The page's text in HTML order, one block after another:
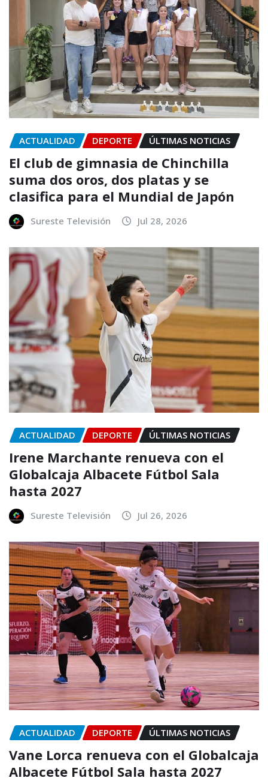
ACTUALIDAD DEPORTE ÚLTIMAS NOTICIAS
El club de gimnasia de Chinchilla
suma dos oros, dos platas y se
clasifica para el Mundial de Japón
Sureste Televisión Jul 28, 2026
ACTUALIDAD DEPORTE ÚLTIMAS NOTICIAS
Irene Marchante renueva con el
Globalcaja Albacete Fútbol Sala
hasta 2027
Sureste Televisión Jul 26, 2026
ACTUALIDAD DEPORTE ÚLTIMAS NOTICIAS
Vane Lorca renueva con el Globalcaja
Albacete Fútbol Sala hasta 2027